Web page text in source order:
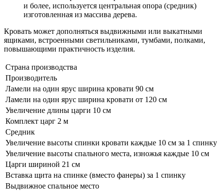
и более, используется центральная опора (средник)
изготовленная из массива дерева.
Кровать может дополняться выдвижными или выкатными
ящиками, встроенными светильниками, тумбами, полками,
повышающими практичность изделия.
Страна производства
Производитель
Ламели на один ярус ширина кровати 90 см
Ламели на один ярус ширина кровати от 120 см
Увеличение длины царги 10 см
Комплект царг 2 м
Средник
Увеличение высоты спинки кровати каждые 10 см за 1 спинку
Увеличение высоты спального места, изножья каждые 10 см
Царги шириной 21 см
Вставка щита на спинке (вместо фанеры) за 1 спинку
Выдвижное спальное место